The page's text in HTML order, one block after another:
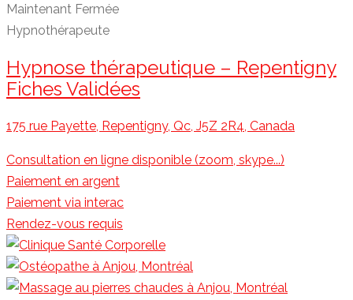
Maintenant Fermée
Hypnothérapeute
Hypnose thérapeutique – Repentigny
Fiches Validées
175 rue Payette, Repentigny, Qc, J5Z 2R4, Canada
Consultation en ligne disponible (zoom, skype...)
Paiement en argent
Paiement via interac
Rendez-vous requis